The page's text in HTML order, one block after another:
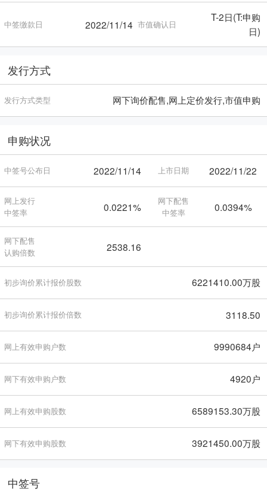
中签缴款日 2022/11/14 市值确认日
T-2日(T:申购
日)
发行方式
发行方式类型 网下询价配售,网上定价发行,市值申购
申购状况
中签号公布日 2022/11/14 上市日期 2022/11/22
网上发行
中签率
0.0221%
网下配售
中签率
0.0394%
网下配售
认购倍数
2538.16
初步询价累计报价股数 6221410.00万股
初步询价累计报价倍数 3118.50
网上有效申购户数 9990684户
网下有效申购户数 4920户
网上有效申购股数 6589153.30万股
网下有效申购股数 3921450.00万股
中签号